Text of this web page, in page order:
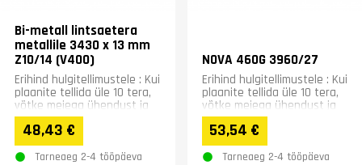
Bi-metall lintsaetera
metallile 3430 x 13 mm
Z10/14 (V400)
Erihind hulgitellimustele : Kui
plaanite tellida üle 10 tera,
võtke meiega ühendust ja
saame pakkuda teile
erihinda:...
48,43 €
Tarneaeg 2-4 tööpäeva
NOVA 460G 3960/27
Erihind hulgitellimustele : Kui
plaanite tellida üle 10 tera,
võtke meiega ühendust ja
saame pakkuda teile
erihinda:...
53,54 €
Tarneaeg 2-4 tööpäeva